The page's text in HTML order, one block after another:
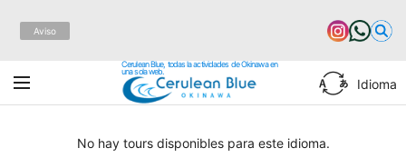
Aviso
Cerulean Blue, todas la actividades de Okinawa en
una sola web.
Idioma
No hay tours disponibles para este idioma.